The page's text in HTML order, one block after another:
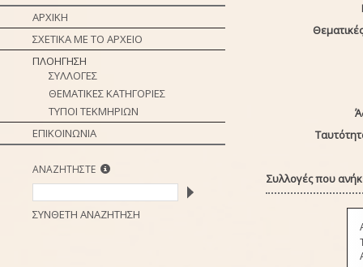
ΑΡΧΙΚΗ
ΣΧΕΤΙΚΑ ΜΕ ΤΟ ΑΡΧΕΙΟ
ΠΛΟΗΓΗΣΗ
ΣΥΛΛΟΓΕΣ
ΘΕΜΑΤΙΚΕΣ ΚΑΤΗΓΟΡΙΕΣ
ΤΥΠΟΙ ΤΕΚΜΗΡΙΩΝ
ΕΠΙΚΟΙΝΩΝΙΑ
ΑΝΑΖΗΤΗΣΤΕ
ΣΥΝΘΕΤΗ ΑΝΑΖΗΤΗΣΗ
Συλλογές που